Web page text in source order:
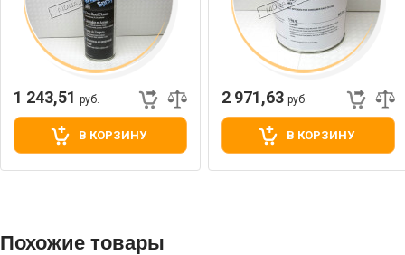
1 243,51 руб.
В КОРЗИНУ
2 971,63 руб.
В КОРЗИНУ
Похожие товары